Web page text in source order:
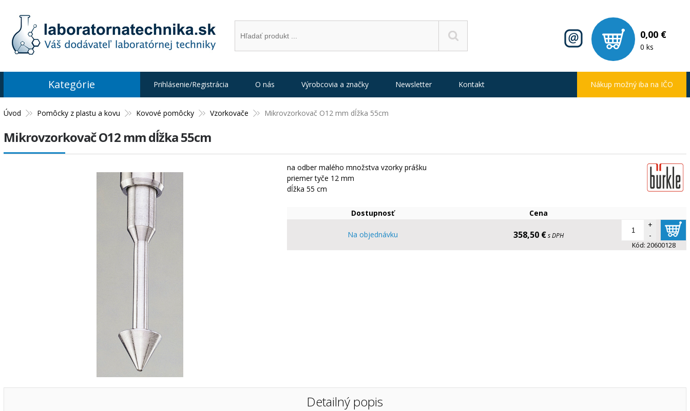
0,00 €
0 ks
Úvod Pomôcky z plastu a kovu Kovové pomôcky Vzorkovače Mikrovzorkovač O12 mm dĺžka 55cm
Mikrovzorkovač O12 mm dĺžka 55cm
na odber malého množstva vzorky prášku
priemer tyče 12 mm
dĺžka 55 cm
Dostupnosť Cena
Na objednávku 358,50 € s DPH
+
-
Kód: 20600128
Detailný popis
Kategórie Prihlásenie/Registrácia O nás Výrobcovia a značky Newsletter Kontakt Nákup možný iba na IČO